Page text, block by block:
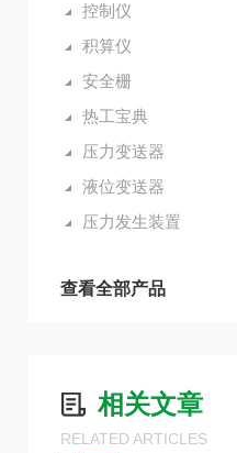
控制仪
积算仪
安全栅
热工宝典
压力变送器
液位变送器
压力发生装置
查看全部产品
相关文章
RELATED ARTICLES